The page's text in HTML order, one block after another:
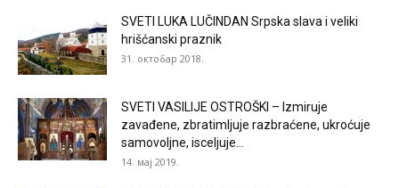
SVETI LUKA LUČINDAN Srpska slava i veliki
hrišćanski praznik
31. октобар 2018.
SVETI VASILIJE OSTROŠKI – Izmiruje
zavađene, zbratimljuje razbraćene, ukroćuje
samovoljne, isceljuje...
14. мај 2019.